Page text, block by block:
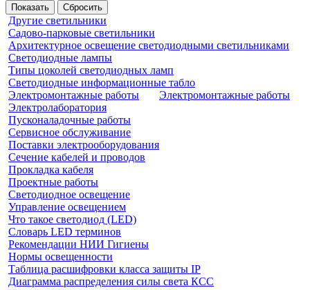
Показать Сбросить
Другие светильники
Садово-парковые светильники
Архитектурное освещение светодиодными светильниками
Светодиодные лампы
Типы цоколей светодиодных ламп
Светодиодные информационные табло
Электромонтажные работы
Электромонтажные работы
Электролаборатория
Пусконаладочные работы
Сервисное обслуживание
Поставки электрооборудования
Сечение кабелей и проводов
Прокладка кабеля
Проектные работы
Светодиодное освещение
Управление освещением
Что такое светодиод (LED)
Словарь LED терминов
Рекомендации НИИ Гигиены
Нормы освещенности
Таблица расшифровки класса защиты IP
Диаграмма распределения силы света КСС